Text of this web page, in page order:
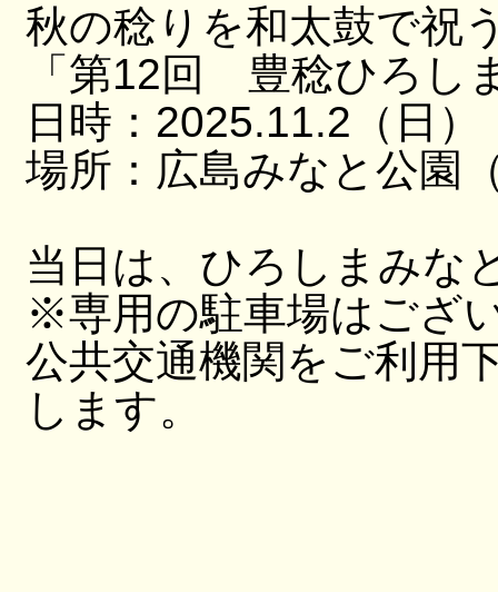
秋の稔りを和太鼓で祝
「第12回 豊稔ひろし
日時：2025.11.2（日
場所：広島みなと公園
当日は、ひろしまみな
※専用の駐車場はござ
公共交通機関をご利用
します。